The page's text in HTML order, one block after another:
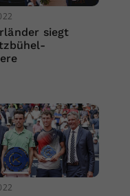
siegt